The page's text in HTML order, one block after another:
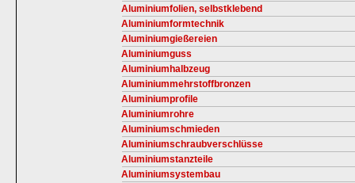
Aluminiumfolien, selbstklebend
Aluminiumformtechnik
Aluminiumgießereien
Aluminiumguss
Aluminiumhalbzeug
Aluminiummehrstoffbronzen
Aluminiumprofile
Aluminiumrohre
Aluminiumschmieden
Aluminiumschraubverschlüsse
Aluminiumstanzteile
Aluminiumsystembau